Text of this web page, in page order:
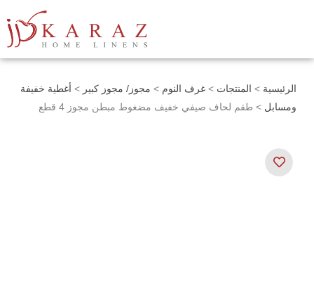
الرئيسية > المنتجات > غرف النوم > مجوز/ مجوز كبير > أغطية خفيفة
ومسابل > طقم لحاف صيفي خفيف مضغوط مبطن مجوز 4 قطع